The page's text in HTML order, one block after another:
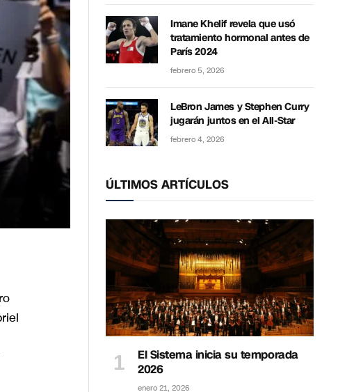
Imane Khelif revela que usó
tratamiento hormonal antes de
París 2024
febrero 5, 2026
LeBron James y Stephen Curry
jugarán juntos en el All-Star
febrero 4, 2026
ÚLTIMOS ARTÍCULOS
El Sistema inicia su temporada
2026
enero 21, 2026